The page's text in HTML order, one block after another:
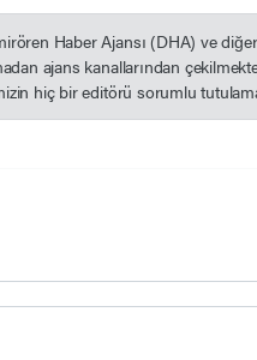
Haber Ajansı (DHA) ve
ajans kanallarından
hiç bir editörü sorumlu